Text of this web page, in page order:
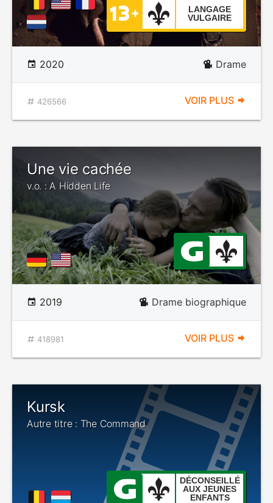
LANGAGE
VULGAIRE
2020 Drame
426566 VOIR PLUS
Une vie cachée
v.o. : A Hidden Life
2019 Drame biographique
418981 VOIR PLUS
Kursk
Autre titre : The Command
DÉCONSEILLÉ
AUX JEUNES
ENFANTS